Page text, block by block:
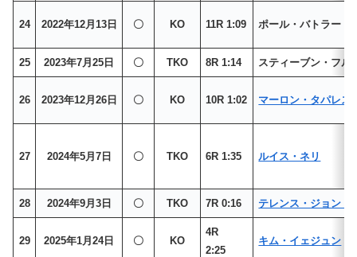
24 2022年12月13日 〇 KO 11R 1:09 ポール・バトラー
25 2023年7月25日 〇 TKO 8R 1:14 スティーブン・フル
26 2023年12月26日 〇 KO 10R 1:02 マーロン・タパレス
27 2024年5月7日 〇 TKO 6R 1:35 ルイス・ネリ
28 2024年9月3日 〇 TKO 7R 0:16 テレンス・ジョン・
29 2025年1月24日 〇 KO
4R
2:25
キム・イェジュン